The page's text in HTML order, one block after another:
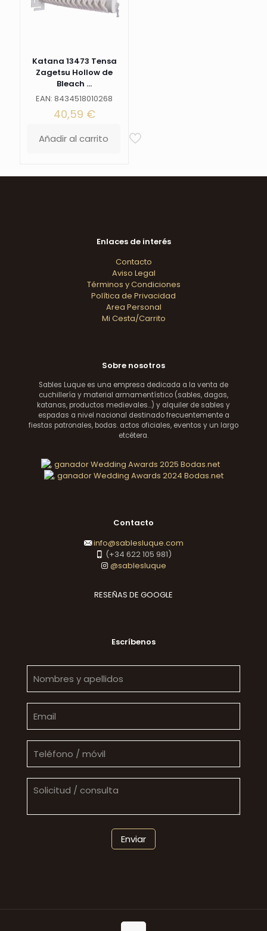
Katana 13473 Tensa
Zagetsu Hollow de
Bleach ...
EAN: 8434518010268
40,59 €
Añadir al carrito
Enlaces de interés
Contacto
Aviso Legal
Términos y Condiciones
Política de Privacidad
Area Personal
Mi Cesta/Carrito
Sobre nosotros
Sables Luque es una empresa dedicada a la venta de
cuchillería y material armamentístico (sables, dagas,
katanas, productos medievales...) y alquiler de sables y
espadas a nivel nacional destinado frecuentemente a
fiestas patronales, bodas. actos oficiales, eventos y un largo
etcétera.
Contacto
info@sablesluque.com
(+34 622 105 981)
@sablesluque
RESEÑAS DE GOOGLE
Escríbenos